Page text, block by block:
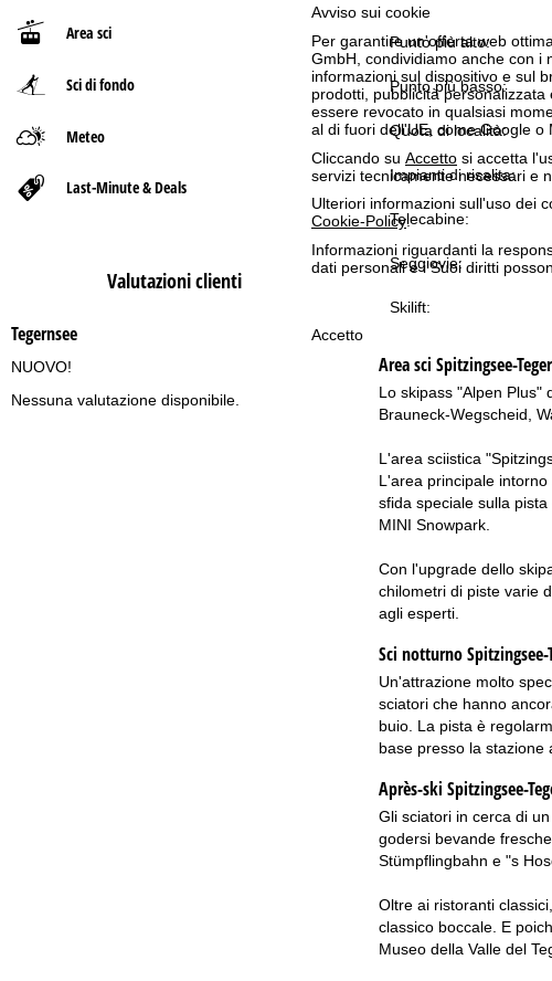
Avviso sui cookie
Per garantire un'offerta web
GmbH, condividiamo anche con i
informazioni sul dispositivo e sul
prodotti, pubblicità
essere revocato in qualsiasi
al di fuori dell'UE, come Google o
Cliccando su Accetto si accetta
servizi tecnicamente necessari e
Ulteriori informazioni sull'uso dei
Cookie-Policy.
Informazioni riguardanti la
dati personali e i Suoi diritti
Accetto
Area sci
Sci di fondo
Meteo
Last-Minute & Deals
Valutazioni clienti
Tegernsee
NUOVO!
Nessuna valutazione disponibile.
p
a
g
e
Punto più alto:
Punto più basso:
Quota di località:
Impianti di risalita:
Telecabine:
Seggiovie:
Skilift:
Area sci Spitzingsee-
Lo skipass "Alpen Plus"
Brauneck-Wegscheid,
L'area sciistica
L'area principale
sfida speciale sulla
MINI Snowpark.
Con l'upgrade dello
chilometri di piste varie
agli esperti.
Sci notturnoSpitzingsee-
Un'attrazione molto
sciatori che hanno
buio. La pista è
base presso la stazione
Après-ski Spitzingsee-
Gli sciatori in cerca di
godersi bevande
Stümpflingbahn e "s
Oltre ai ristoranti
classico boccale. E
Museo della Valle del